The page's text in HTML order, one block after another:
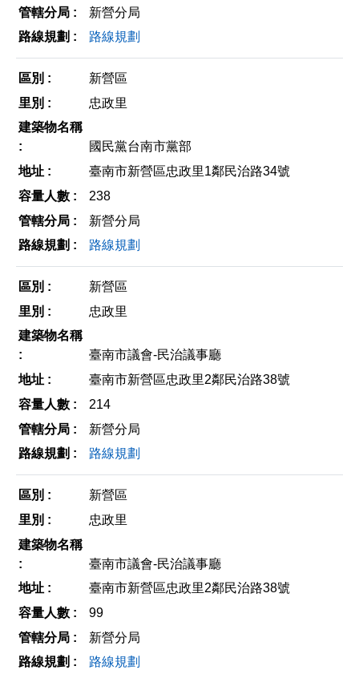
新營分局
路線規劃
新營區
忠政里
國民黨台南市黨部
臺南市新營區忠政里1鄰民治路34號
238
新營分局
路線規劃
新營區
忠政里
臺南市議會-民治議事廳
臺南市新營區忠政里2鄰民治路38號
214
新營分局
路線規劃
新營區
忠政里
臺南市議會-民治議事廳
臺南市新營區忠政里2鄰民治路38號
99
新營分局
路線規劃